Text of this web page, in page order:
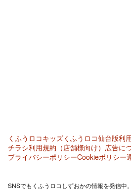
くふうロコキッズくふうロコ仙台版利
チラシ利用規約（店舗様向け） 広告に
プライバシーポリシーCookieポリシー
SNSでもくふうロコしずおかの情報を発信中